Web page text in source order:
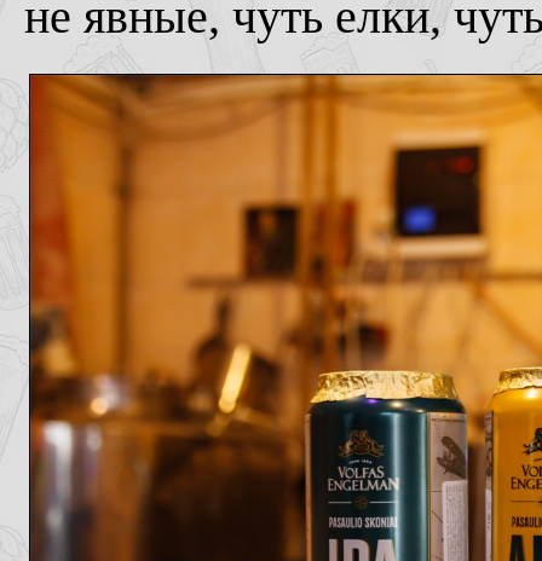
не явные, чуть елки,